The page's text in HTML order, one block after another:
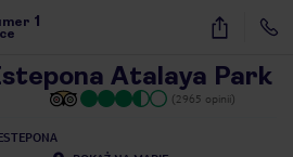
1 35
Atalaya Park
(2965 opinii)